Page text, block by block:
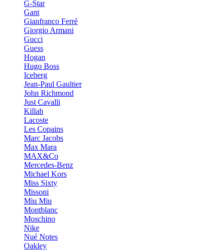
G-Star
Gant
Gianfranco Ferré
Giorgio Armani
Gucci
Guess
Hogan
Hugo Boss
Iceberg
Jean-Paul Gaultier
John Richmond
Just Cavalli
Killah
Lacoste
Les Copains
Marc Jacobs
Max Mara
MAX&Co
Mercedes-Benz
Michael Kors
Miss Sixty
Missoni
Miu Miu
Montblanc
Moschino
Nike
Nué Notes
Oakley